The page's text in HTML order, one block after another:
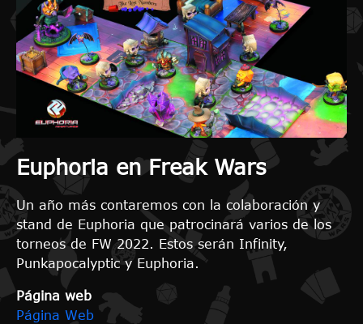
Euphoria en Freak Wars
Un año más contaremos con la colaboración y
stand de Euphoria que patrocinará varios de los
torneos de FW 2022. Estos serán Infinity,
Punkapocalyptic y Euphoria.
Página web
Página Web